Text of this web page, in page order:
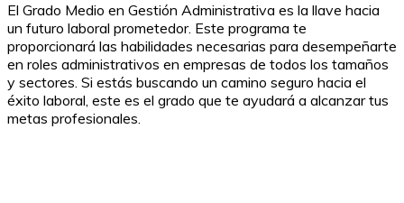
El Grado Medio en Gestión Administrativa es la llave hacia
un futuro laboral prometedor. Este programa te
proporcionará las habilidades necesarias para desempeñarte
en roles administrativos en empresas de todos los tamaños
y sectores. Si estás buscando un camino seguro hacia el
éxito laboral, este es el grado que te ayudará a alcanzar tus
metas profesionales.